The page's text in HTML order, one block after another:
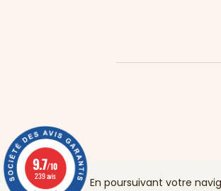
En poursuivant votre
9.7/10
239 avis